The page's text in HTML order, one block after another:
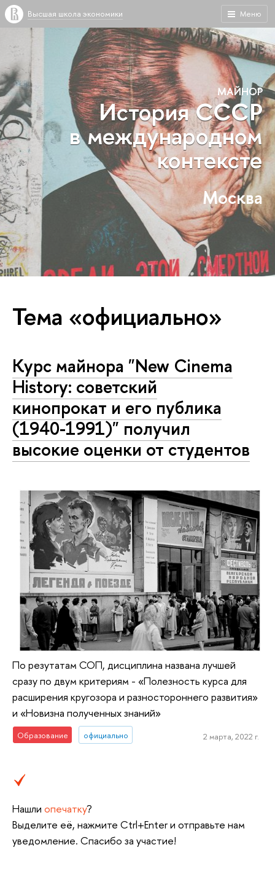
Меню
Высшая школа экономики
МАЙНОР
История СССР
в международном
контексте
Москва
Тема «официально»
Курс майнора "New Cinema
History: советский
кинопрокат и его публика
(1940-1991)" получил
высокие оценки от студентов
По резутатам СОП, дисциплина названа лучшей
сразу по двум критериям - «Полезность курса для
расширения кругозора и разностороннего развития»
и «Новизна полученных знаний»
Образование официально 2 марта, 2022 г.
Нашли опечатку?
Выделите её, нажмите Ctrl+Enter и отправьте нам
уведомление. Спасибо за участие!